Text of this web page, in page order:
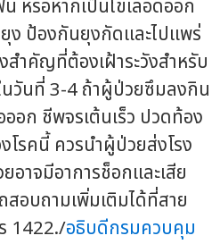
หรือหากเป็นไข้เลือดออก
ง ป้องกันยุงกัดและไปแพร่
สำคัญที่ต้องเฝ้าระวังสำหรับ
วันที่ 3-4 ถ้าผู้ป่วยซึมลงกิน
ออก ชีพจรเต้นเร็ว ปวดท้อง
คนี้ ควรนำผู้ป่วยส่งโรง
อาจมีอาการช็อกและเสีย
สอบถามเพิ่มเติมได้ที่สาย
1422./อธิบดีกรมควบคุม